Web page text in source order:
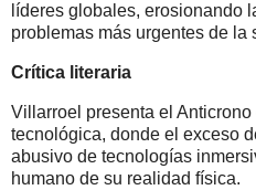
líderes globales, erosionando
problemas más urgentes de la
Crítica literaria
Villarroel presenta el
tecnológica, donde el exceso
abusivo de tecnologías
humano de su realidad física.